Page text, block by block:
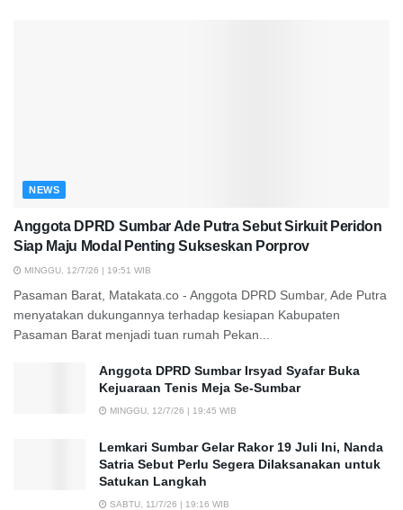
NEWS
Anggota DPRD Sumbar Ade Putra Sebut Sirkuit Peridon
Siap Maju Modal Penting Sukseskan Porprov
MINGGU, 12/7/26 | 19:51 WIB
Pasaman Barat, Matakata.co - Anggota DPRD Sumbar, Ade Putra
menyatakan dukungannya terhadap kesiapan Kabupaten
Pasaman Barat menjadi tuan rumah Pekan...
Anggota DPRD Sumbar Irsyad Syafar Buka
Kejuaraan Tenis Meja Se-Sumbar
MINGGU, 12/7/26 | 19:45 WIB
Lemkari Sumbar Gelar Rakor 19 Juli Ini, Nanda
Satria Sebut Perlu Segera Dilaksanakan untuk
Satukan Langkah
SABTU, 11/7/26 | 19:16 WIB